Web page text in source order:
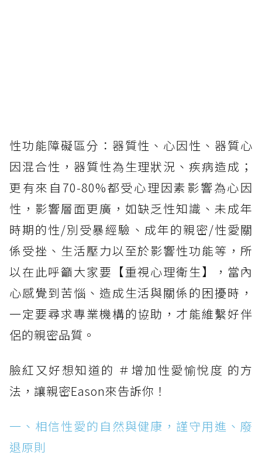
性功能障礙區分：器質性、心因性、器質心
因混合性，器質性為生理狀況、疾病造成；
更有來自70-80%都受心理因素影響為心因
性，影響層面更廣，如缺乏性知識、未成年
時期的性/別受暴經驗、成年的親密/性愛關
係受挫、生活壓力以至於影響性功能等，所
以在此呼籲大家要【重視心理衛生】，當內
心感覺到苦惱、造成生活與關係的困擾時，
一定要尋求專業機構的協助，才能維繫好伴
侶的親密品質。
臉紅又好想知道的 ＃增加性愛愉悅度 的方
法，讓親密Eason來告訴你！
一、相信性愛的自然與健康，謹守用進、廢
退原則